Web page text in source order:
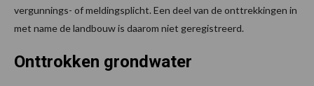
vergunnings- of meldingsplicht. Een deel van de onttrekkingen in
met name de landbouw is daarom niet geregistreerd.
Onttrokken grondwater